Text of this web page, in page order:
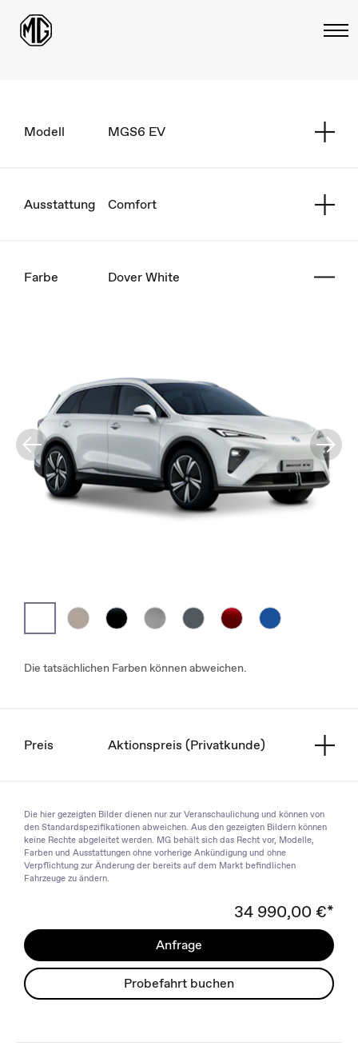
Modell MGS6 EV
Ausstattung Comfort
Farbe Dover White
Die tatsächlichen Farben können abweichen.
Preis Aktionspreis (Privatkunde)
Die hier gezeigten Bilder dienen nur zur Veranschaulichung und können von
den Standardspezifikationen abweichen. Aus den gezeigten Bildern können
keine Rechte abgeleitet werden. MG behält sich das Recht vor, Modelle,
Farben und Ausstattungen ohne vorherige Ankündigung und ohne
Verpflichtung zur Änderung der bereits auf dem Markt befindlichen
Fahrzeuge zu ändern.
34 990,00 €*
Anfrage
Probefahrt buchen